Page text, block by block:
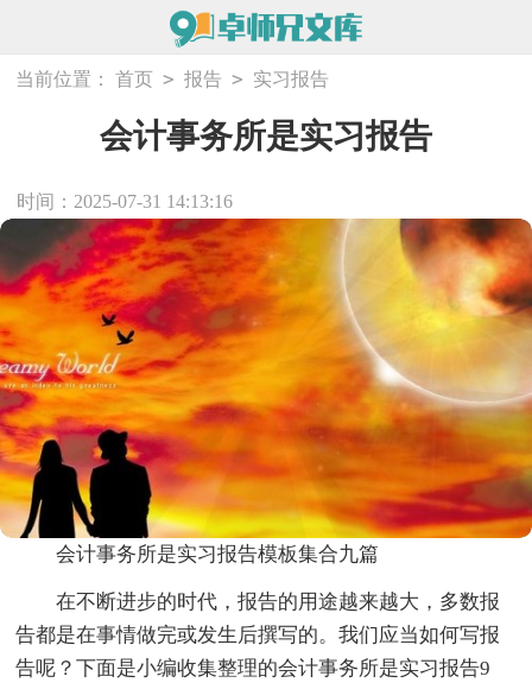
当前位置： 首页 > 报告 > 实习报告
会计事务所是实习报告
时间：2025-07-31 14:13:16
会计事务所是实习报告模板集合九篇
在不断进步的时代，报告的用途越来越大，多数报
告都是在事情做完或发生后撰写的。我们应当如何写报
告呢？下面是小编收集整理的会计事务所是实习报告9